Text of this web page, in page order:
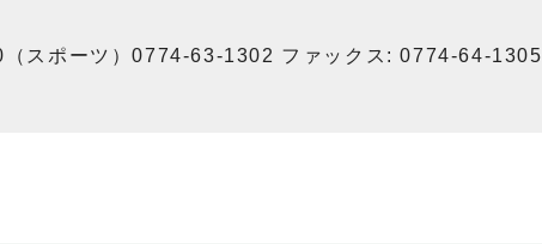
スポーツ）0774-63-1302 ファックス: 0774-64-1305